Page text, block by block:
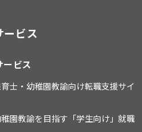
ービス
ービス
士・幼稚園教諭向け転職支援サイ
園教諭を目指す「学生向け」就職